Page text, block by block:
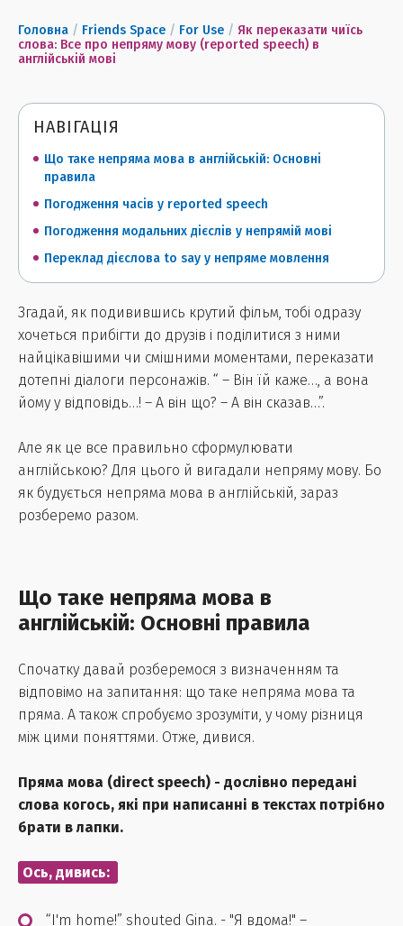
Головна / Friends Space / For Use / Як переказати чиїсь
слова: Все про непряму мову (reported speech) в
англійській мові
НАВІГАЦІЯ
Що таке непряма мова в англійській: Основні
правила
Погодження часів у reported speech
Погодження модальних дієслів у непрямій мові
Переклад дієслова to say у непряме мовлення
Згадай, як подивившись крутий фільм, тобі одразу
хочеться прибігти до друзів і поділитися з ними
найцікавішими чи смішними моментами, переказати
дотепні діалоги персонажів. “ – Він їй каже…, а вона
йому у відповідь…! – А він що? – А він сказав…”.
Але як це все правильно сформулювати
англійською? Для цього й вигадали непряму мову. Бо
як будується непряма мова в англійській, зараз
розберемо разом.
Що таке непряма мова в
англійській: Основні правила
Спочатку давай розберемося з визначенням та
відповімо на запитання: що таке непряма мова та
пряма. А також спробуємо зрозуміти, у чому різниця
між цими поняттями. Отже, дивися.
Пряма мова (direct speech) - дослівно передані
слова когось, які при написанні в текстах потрібно
брати в лапки.
Ось, дивись:
“I'm home!” shouted Gina. - "Я вдома!" –